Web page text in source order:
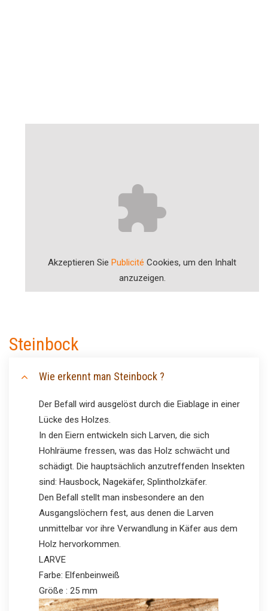
Akzeptieren Sie Publicité Cookies, um den Inhalt
anzuzeigen.
Steinbock
Wie erkennt man Steinbock ?
Der Befall wird ausgelöst durch die Eiablage in einer
Lücke des Holzes.
In den Eiern entwickeln sich Larven, die sich
Hohlräume fressen, was das Holz schwächt und
schädigt. Die hauptsächlich anzutreffenden Insekten
sind: Hausbock, Nagekäfer, Splintholzkäfer.
Den Befall stellt man insbesondere an den
Ausgangslöchern fest, aus denen die Larven
unmittelbar vor ihre Verwandlung in Käfer aus dem
Holz hervorkommen.
LARVE
Farbe: Elfenbeinweiß
Größe : 25 mm